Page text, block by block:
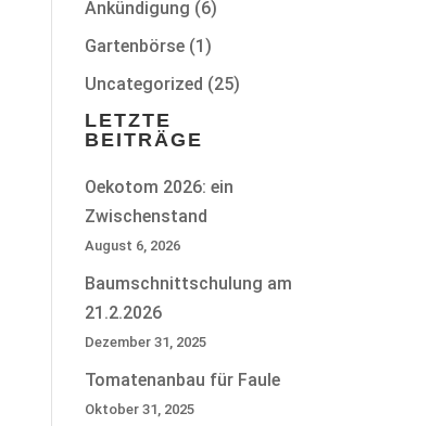
Ankündigung (6)
Gartenbörse (1)
Uncategorized (25)
LETZTE
BEITRÄGE
Oekotom 2026: ein
Zwischenstand
August 6, 2026
Baumschnittschulung am
21.2.2026
Dezember 31, 2025
Tomatenanbau für Faule
Oktober 31, 2025